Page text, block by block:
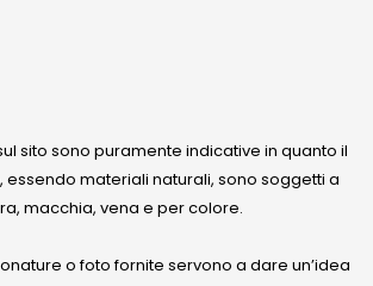
sito sono puramente indicative in quanto il
essendo materiali naturali, sono soggetti a
macchia, vena e per colore.
o foto fornite servono a dare un’idea